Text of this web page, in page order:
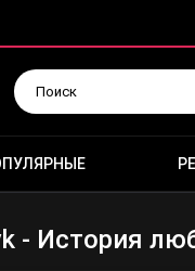
- История